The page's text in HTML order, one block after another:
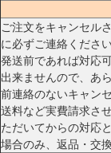
ご注文をキャンセル
に必ずご連絡ください
発送前であれば対応
出来ませんので、あ
前連絡のないキャン
送料など実費請求さ
ただいてからの対応
場合のみ、返品・交